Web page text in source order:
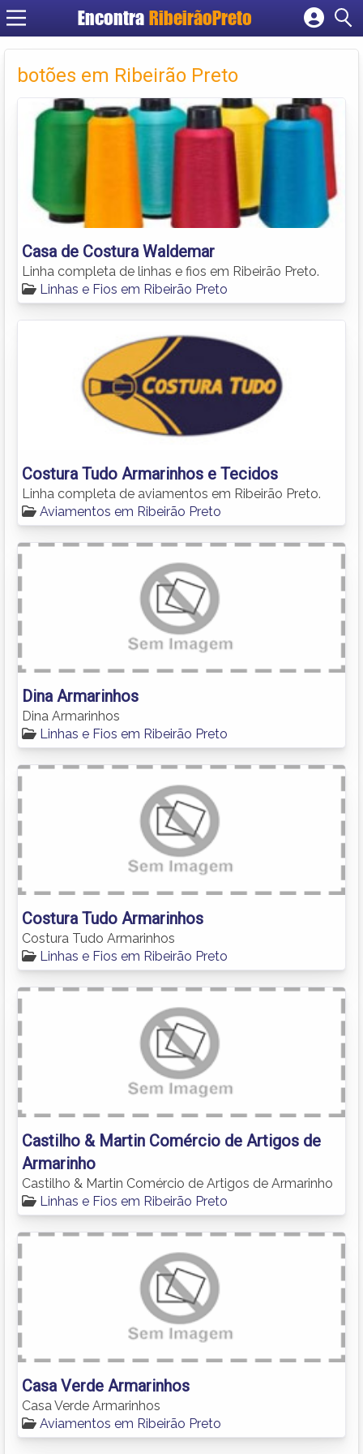
Encontra RibeirãoPreto
Cadastrar empresa
Fazer login
Criar conta
botões em Ribeirão Preto
Casa de Costura Waldemar
Linha completa de linhas e fios em Ribeirão Preto.
Linhas e Fios em Ribeirão Preto
Costura Tudo Armarinhos e Tecidos
Linha completa de aviamentos em Ribeirão Preto.
Aviamentos em Ribeirão Preto
Dina Armarinhos
Dina Armarinhos
Linhas e Fios em Ribeirão Preto
Costura Tudo Armarinhos
Costura Tudo Armarinhos
Linhas e Fios em Ribeirão Preto
Castilho & Martin Comércio de Artigos de
Armarinho
Castilho & Martin Comércio de Artigos de Armarinho
Linhas e Fios em Ribeirão Preto
Casa Verde Armarinhos
Casa Verde Armarinhos
Aviamentos em Ribeirão Preto